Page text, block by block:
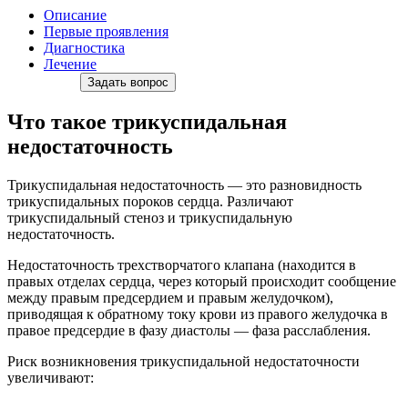
Описание
Первые проявления
Диагностика
Лечение
Задать вопрос
Что такое трикуспидальная
недостаточность
Трикуспидальная недостаточность — это разновидность
трикуспидальных пороков сердца. Различают
трикуспидальный стеноз и трикуспидальную
недостаточность.
Недостаточность трехстворчатого клапана (находится в
правых отделах сердца, через который происходит сообщение
между правым предсердием и правым желудочком),
приводящая к обратному току крови из правого желудочка в
правое предсердие в фазу диастолы — фаза расслабления.
Риск возникновения трикуспидальной недостаточности
увеличивают: